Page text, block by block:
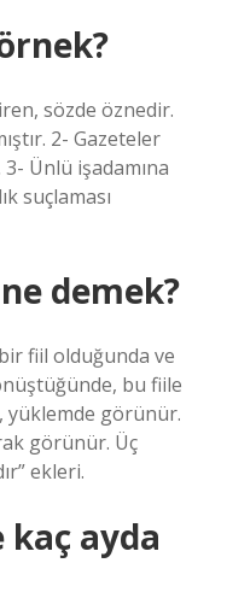
sözde öznedir.
2- Gazeteler
Ünlü işadamına
suçlaması
demek?
fiil olduğunda ve
bu fiile
yüklemde görünür.
görünür. Üç
ekleri.
kaç ayda